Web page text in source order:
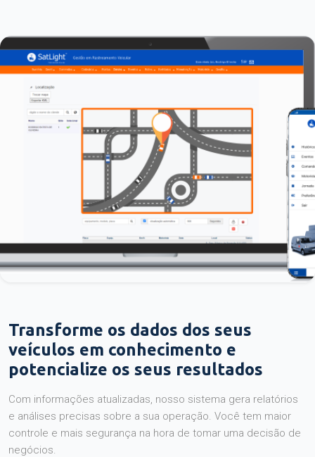
Transforme os dados dos seus
veículos em conhecimento e
potencialize os seus resultados
Com informações atualizadas, nosso sistema gera relatórios
e análises precisas sobre a sua operação. Você tem maior
controle e mais segurança na hora de tomar uma decisão de
negócios.